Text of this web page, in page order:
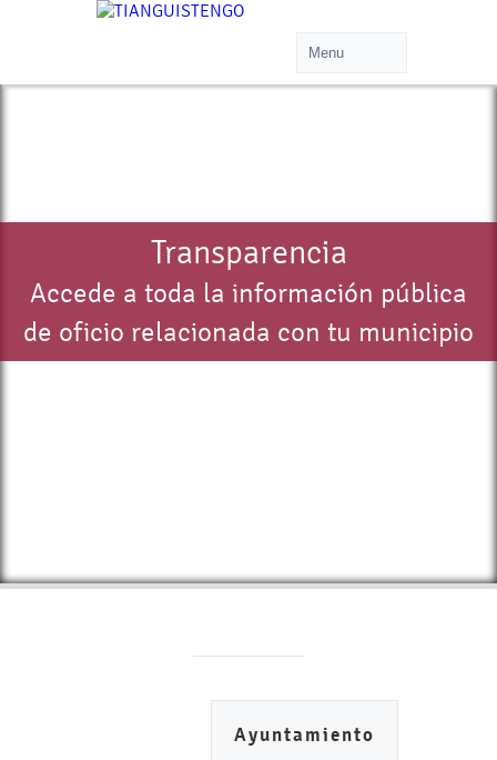
Transparencia
Accede a toda la información pública
de oficio relacionada con tu municipio
Ayuntamiento